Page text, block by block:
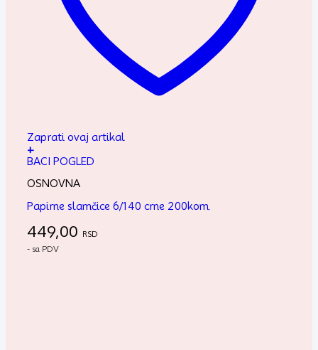
Zaprati ovaj artikal
+
BACI POGLED
OSNOVNA
Papirne slamčice 6/140 crne 200kom.
449,00 RSD
- sa PDV